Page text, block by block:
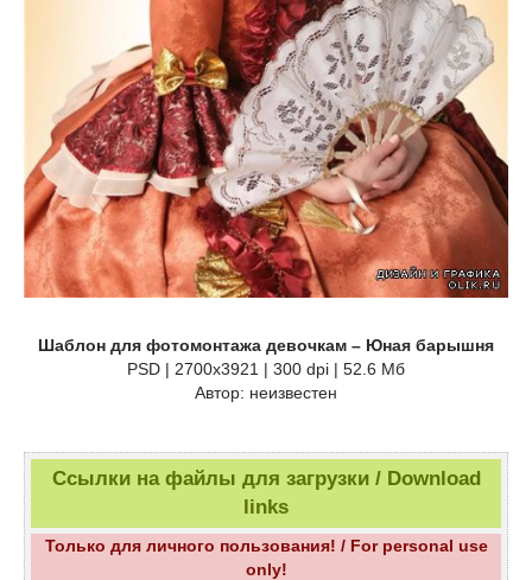
Шаблон для фотомонтажа девочкам – Юная барышня
PSD | 2700x3921 | 300 dpi | 52.6 Мб
Автор: неизвестен
Ссылки на файлы для загрузки / Download
links
Только для личного пользования! / For personal use
only!